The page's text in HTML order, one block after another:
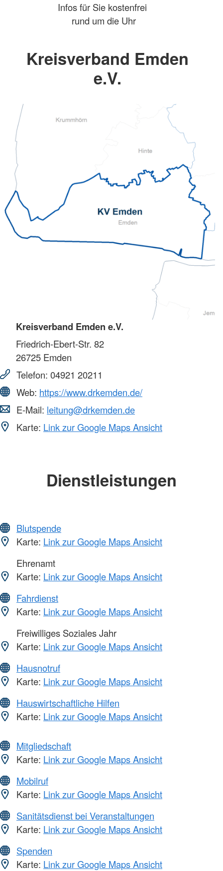
Infos für Sie kostenfrei
rund um die Uhr
Kreisverband Emden
e.V.
Kreisverband Emden e.V.
Friedrich-Ebert-Str. 82
26725 Emden
Telefon: 04921 20211
Web: https://www.drkemden.de/
E-Mail: leitung@drkemden.de
Karte: Link zur Google Maps Ansicht
Dienstleistungen
Blutspende
Karte: Link zur Google Maps Ansicht
Ehrenamt
Karte: Link zur Google Maps Ansicht
Fahrdienst
Karte: Link zur Google Maps Ansicht
Freiwilliges Soziales Jahr
Karte: Link zur Google Maps Ansicht
Hausnotruf
Karte: Link zur Google Maps Ansicht
Hauswirtschaftliche Hilfen
Karte: Link zur Google Maps Ansicht
Mitgliedschaft
Karte: Link zur Google Maps Ansicht
Mobilruf
Karte: Link zur Google Maps Ansicht
Sanitätsdienst bei Veranstaltungen
Karte: Link zur Google Maps Ansicht
Spenden
Karte: Link zur Google Maps Ansicht